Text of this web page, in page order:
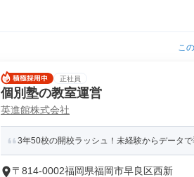
こ
正社員
個別塾の教室運営
英進館株式会社
3年50校の開校ラッシュ！未経験からデータ
〒814-0002福岡県福岡市早良区西新